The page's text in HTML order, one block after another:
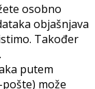
osobno
objašnjava
Također
putem
može